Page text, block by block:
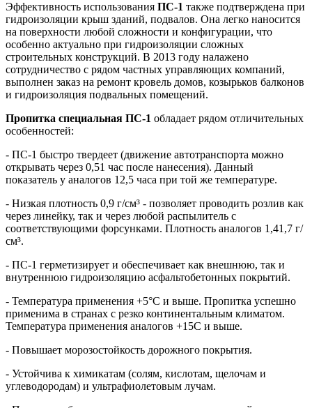
Эффективность использования ПС-1 также подтверждена при
гидроизоляции крыш зданий, подвалов. Она легко наносится
на поверхности любой сложности и конфигурации, что
особенно актуально при гидроизоляции сложных
строительных конструкций. В 2013 году налажено
сотрудничество с рядом частных управляющих компаний,
выполнен заказ на ремонт кровель домов, козырьков балконов
и гидроизоляция подвальных помещений.
Пропитка специальная ПС-1 обладает рядом отличительных
особенностей:
- ПС-1 быстро твердеет (движение автотранспорта можно
открывать через 0,51 час после нанесения). Данный
показатель у аналогов 12,5 часа при той же температуре.
- Низкая плотность 0,9 г/см³ - позволяет проводить розлив как
через линейку, так и через любой распылитель с
соответствующими форсунками. Плотность аналогов 1,41,7 г/
см³.
- ПС-1 герметизирует и обеспечивает как внешнюю, так и
внутреннюю гидроизоляцию асфальтобетонных покрытий.
- Температура применения +5°С и выше. Пропитка успешно
применима в странах с резко континентальным климатом.
Температура применения аналогов +15С и выше.
- Повышает морозостойкость дорожного покрытия.
- Устойчива к химикатам (солям, кислотам, щелочам и
углеводородам) и ультрафиолетовым лучам.